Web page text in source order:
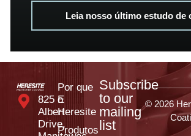
Leia nosso último estudo de
825 E
Albert
Drive,
Por que
o
Heresite
Produtos
Subscribe
to our
mailing
list
© 2026